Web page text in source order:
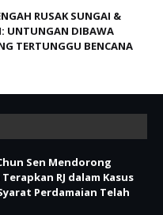
RUSAK SUNGAI &
UNTUNGAN DIBAWA
TERTUNGGU BENCANA
Sen Mendorong
RJ dalam Kasus
Perdamaian Telah